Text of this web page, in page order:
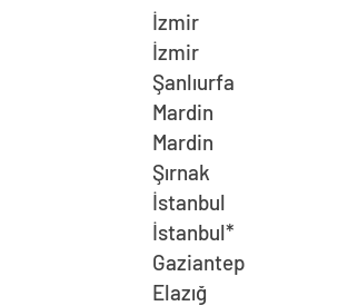
İzmir 07-
İzmir 26-
Şanlıurfa
Mardin
Mardin 15-
Şırnak 23-
İstanbul
İstanbul*
Gaziantep
Elazığ 01-